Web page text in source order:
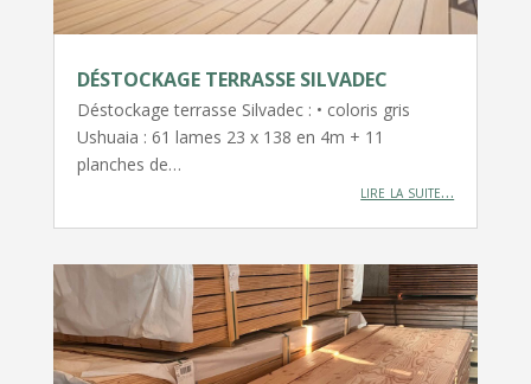
DÉSTOCKAGE TERRASSE SILVADEC
Déstockage terrasse Silvadec : • coloris gris
Ushuaia : 61 lames 23 x 138 en 4m + 11
planches de…
lire la suite…